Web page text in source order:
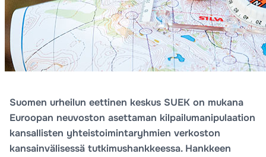
Suomen urheilun eettinen keskus SUEK on mukana
Euroopan neuvoston asettaman kilpailumanipulaation
kansallisten yhteistoimintaryhmien verkoston
kansainvälisessä tutkimushankkeessa. Hankkeen